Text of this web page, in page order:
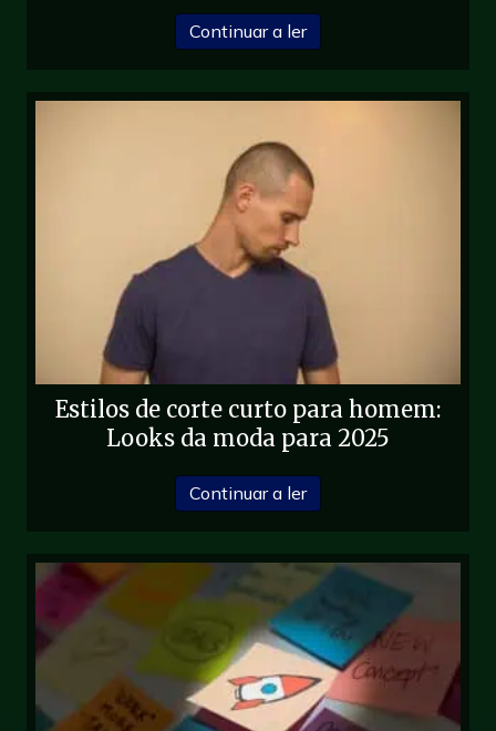
Continuar a ler
Estilos de corte curto para homem:
Looks da moda para 2025
Continuar a ler